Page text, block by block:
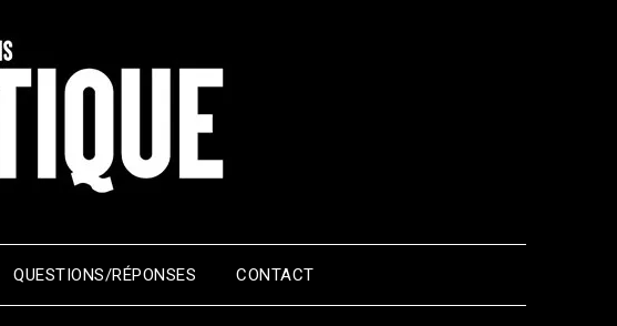
QUESTIONS/RÉPONSES CONTACT